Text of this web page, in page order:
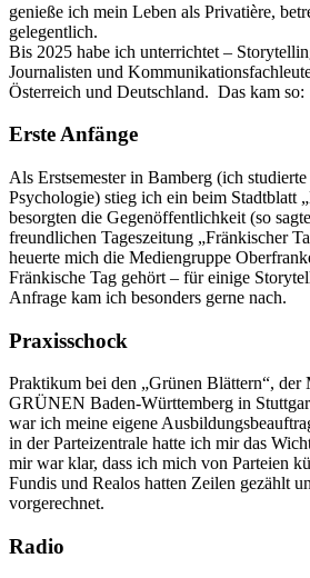
genieße ich mein Leben als Privatière,
gelegentlich.
Bis 2025 habe ich unterrichtet –
Journalisten und
Österreich und Deutschland. Das kam so:
Erste Anfänge
Als Erstsemester in Bamberg (ich
Psychologie) stieg ich ein beim Stadtblatt
besorgten die Gegenöffentlichkeit (so
freundlichen Tageszeitung „Fränkischer
heuerte mich die Mediengruppe
Fränkische Tag gehört – für einige
Anfrage kam ich besonders gerne nach.
Praxisschock
Praktikum bei den „Grünen Blättern“,
GRÜNEN Baden-Württemberg in
war ich meine eigene
in der Parteizentrale hatte ich mir das
mir war klar, dass ich mich von Parteien
Fundis und Realos hatten Zeilen gezählt
vorgerechnet.
Radio